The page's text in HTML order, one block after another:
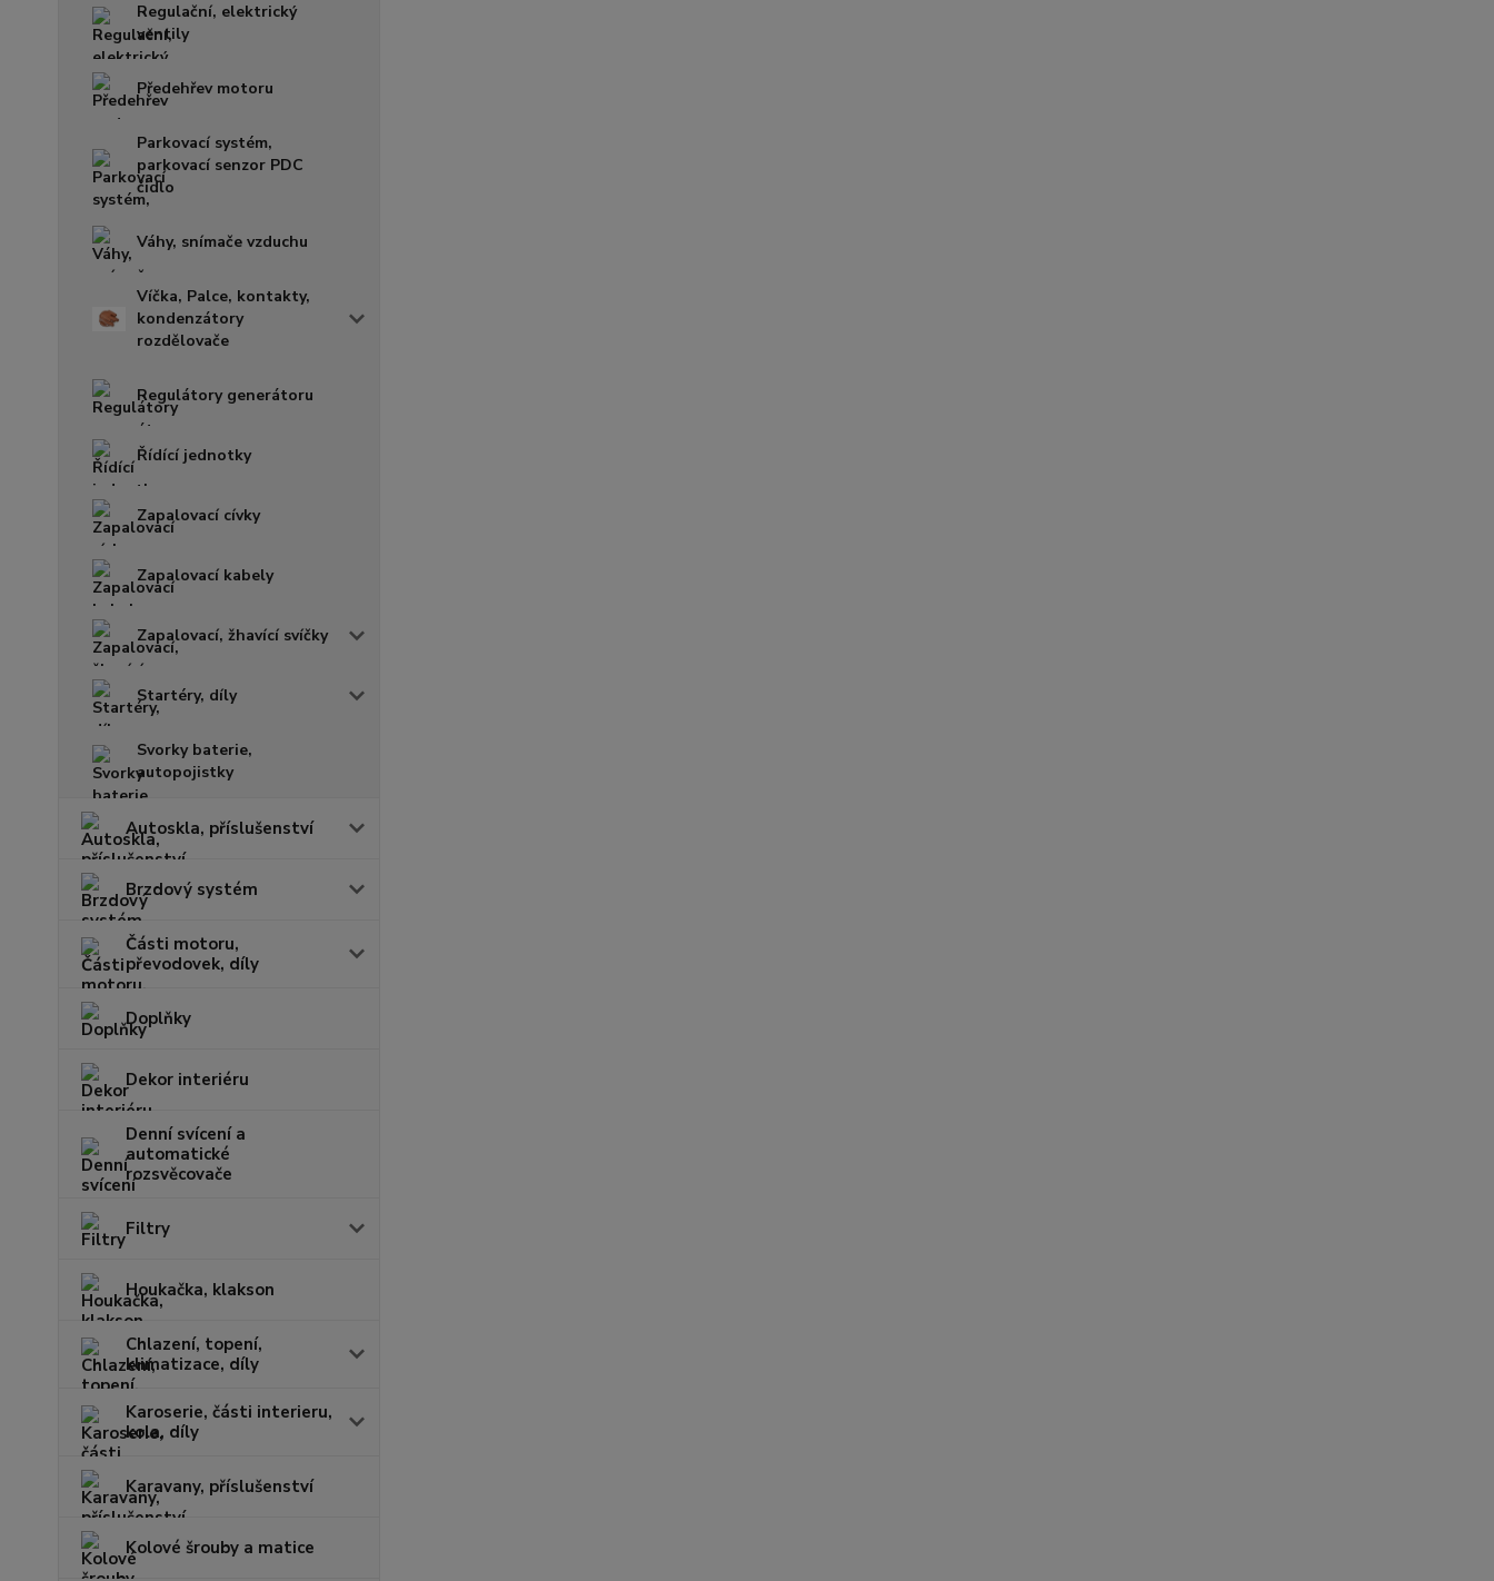
Regulační, elektrický
ventily
Předehřev motoru
Parkovací systém,
parkovací senzor PDC
čidlo
Váhy, snímače vzduchu
Víčka, Palce, kontakty,
kondenzátory
rozdělovače
Regulátory generátoru
Řídící jednotky
Zapalovací cívky
Zapalovací kabely
Zapalovací, žhavící svíčky
Startéry, díly
Svorky baterie,
autopojistky
Autoskla, příslušenství
Brzdový systém
Části motoru,
převodovek, díly
Doplňky
Dekor interiéru
Denní svícení a
automatické
rozsvěcovače
Filtry
Houkačka, klakson
Chlazení, topení,
klimatizace, díly
Karoserie, části interieru,
kola, díly
Karavany, příslušenství
Kolové šrouby a matice